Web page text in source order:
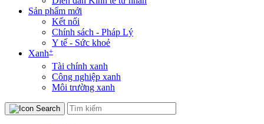
Sản phẩm mới
Kết nối
Chính sách - Pháp Lý
Y tế - Sức khoẻ
Xanh+
Tài chính xanh
Công nghiệp xanh
Môi trường xanh